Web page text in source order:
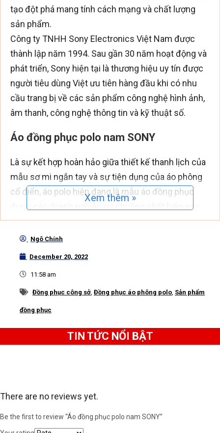
tạo đột phá mang tính cách mạng và chất lượng
sản phẩm.
Công ty TNHH Sony Electronics Việt Nam được
thành lập năm 1994. Sau gần 30 năm hoạt động và
phát triển, Sony hiện tại là thương hiệu uy tín được
người tiêu dùng Việt ưu tiên hàng đầu khi có nhu
cầu trang bị về các sản phẩm công nghệ hình ảnh,
âm thanh, công nghệ thông tin và kỹ thuật số.
Áo đồng phục polo nam SONY
Là sự kết hợp hoàn hảo giữa thiết kế thanh lịch của
mẫu sơ mi ngắn tay và sự tiện dụng của áo phông
cổ điển, áo polo hiện đang là mẫu áo đồng phục
được các doanh nghiệp ưa chuộng nhất hiện nay.
Xem thêm »
Ngô Chính
December 20, 2022
11:58 am
Đồng phục công sở Đồng phục áo phông polo Sản phẩm
đồng phục
TIN TỨC NỔI BẬT
There are no reviews yet.
Be the first to review “Áo đồng phục polo nam SONY”